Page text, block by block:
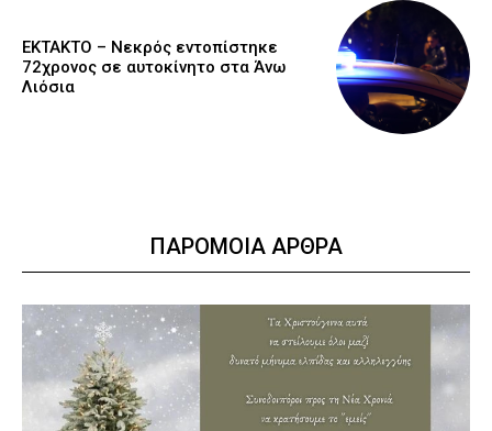
EKTAKTO – Νεκρός εντοπίστηκε
72χρονος σε αυτοκίνητο στα Άνω
Λιόσια
ΠΑΡΟΜΟΙΑ ΑΡΘΡΑ